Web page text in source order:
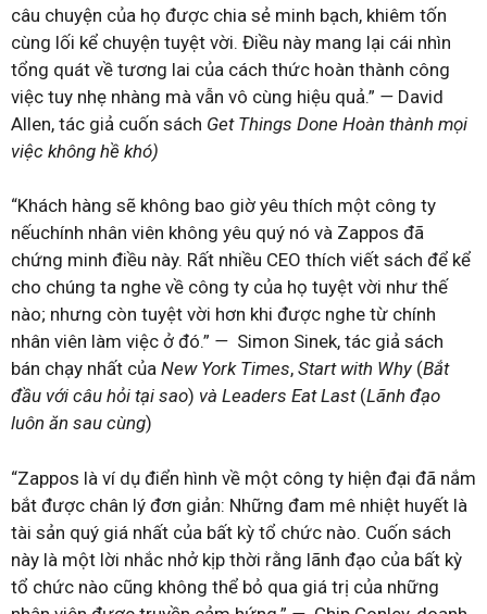
câu chuyện của họ được chia sẻ minh bạch, khiêm tốn
cùng lối kể chuyện tuyệt vời. Điều này mang lại cái nhìn
tổng quát về tương lai của cách thức hoàn thành công
việc tuy nhẹ nhàng mà vẫn vô cùng hiệu quả.” — David
Allen, tác giả cuốn sách Get Things Done Hoàn thành mọi
việc không hề khó)
“Khách hàng sẽ không bao giờ yêu thích một công ty
nếuchính nhân viên không yêu quý nó và Zappos đã
chứng minh điều này. Rất nhiều CEO thích viết sách để kể
cho chúng ta nghe về công ty của họ tuyệt vời như thế
nào; nhưng còn tuyệt vời hơn khi được nghe từ chính
nhân viên làm việc ở đó.” — Simon Sinek, tác giả sách
bán chạy nhất của New York Times, Start with Why (Bắt
đầu với câu hỏi tại sao) và Leaders Eat Last(Lãnh đạo
luôn ăn sau cùng)
“Zappos là ví dụ điển hình về một công ty hiện đại đã nắm
bắt được chân lý đơn giản: Những đam mê nhiệt huyết là
tài sản quý giá nhất của bất kỳ tổ chức nào. Cuốn sách
này là một lời nhắc nhở kịp thời rằng lãnh đạo của bất kỳ
tổ chức nào cũng không thể bỏ qua giá trị của những